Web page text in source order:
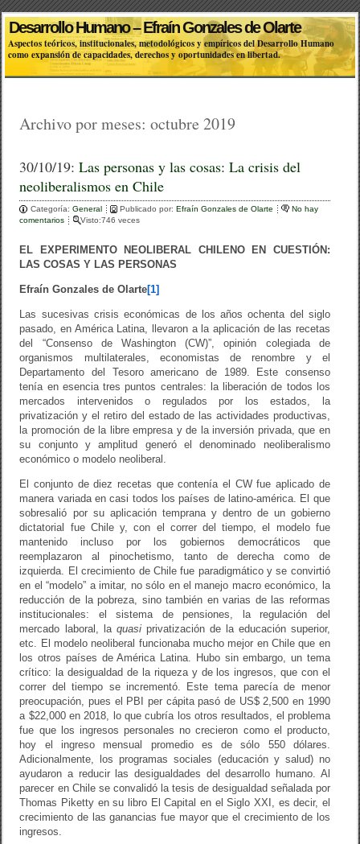
Desarrollo Humano – Efraín Gonzales de Olarte
Aspectos teóricos, institucionales, metodológicos y empíricos del Desarrollo Humano
como expansión de capacidades, derechos y oportunidades en libertad.
Archivo por meses:octubre 2019
30/10/19:Las personas y las cosas: La crisis del
neoliberalismos en Chile
Categoría:General Publicado por:Efraín Gonzales de Olarte
No hay
comentarios
Visto:746 veces
EL EXPERIMENTO NEOLIBERAL CHILENO EN CUESTIÓN:
LAS COSAS Y LAS PERSONAS
Efraín Gonzales de Olarte[1]
Las sucesivas crisis económicas de los años ochenta del siglo
pasado, en América Latina, llevaron a la aplicación de las recetas
del “Consenso de Washington (CW)”, opinión colegiada de
organismos multilaterales, economistas de renombre y el
Departamento del Tesoro americano de 1989. Este consenso
tenía en esencia tres puntos centrales: la liberación de todos los
mercados intervenidos o regulados por los estados, la
privatización y el retiro del estado de las actividades productivas,
la promoción de la libre empresa y de la inversión privada, que en
su conjunto y amplitud generó el denominado neoliberalismo
económico o modelo neoliberal.
El conjunto de diez recetas que contenía el CW fue aplicado de
manera variada en casi todos los países de latino-américa. El que
sobresalió por su aplicación temprana y dentro de un gobierno
dictatorial fue Chile y, con el correr del tiempo, el modelo fue
mantenido incluso por los gobiernos democráticos que
reemplazaron al pinochetismo, tanto de derecha como de
izquierda. El crecimiento de Chile fue paradigmático y se convirtió
en el “modelo” a imitar, no sólo en el manejo macro económico, la
reducción de la pobreza, sino también en varias de las reformas
institucionales: el sistema de pensiones, la regulación del
mercado laboral, la quasiprivatización de la educación superior,
etc. El modelo neoliberal funcionaba mucho mejor en Chile que en
los otros países de América Latina. Hubo sin embargo, un tema
crítico: la desigualdad de la riqueza y de los ingresos, que con el
correr del tiempo se incrementó. Este tema parecía de menor
preocupación, pues el PBI per cápita pasó de US$ 2,500 en 1990
a $22,000 en 2018, lo que cubría los otros resultados, el problema
fue que los ingresos personales no crecieron como el producto,
hoy el ingreso mensual promedio es de sólo 550 dólares.
Adicionalmente, los programas sociales (educación y salud) no
ayudaron a reducir las desigualdades del desarrollo humano. Al
parecer en Chile se convalidó la tesis de desigualdad señalada por
Thomas Piketty en su libro El Capital en el Siglo XXI, es decir, el
crecimiento de las ganancias fue mayor que el crecimiento de los
ingresos.